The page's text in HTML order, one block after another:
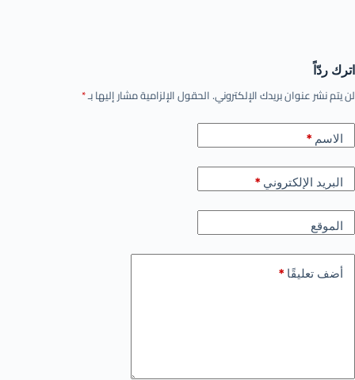
اترك ردّاً
لن يتم نشر عنوان بريدك الإلكتروني.الحقول الإلزامية مشار إليها بـ*
الاسم *
البريد الإلكتروني *
الموقع
أضف تعليقًا *